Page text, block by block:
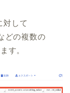
対して
どの複数の
す。